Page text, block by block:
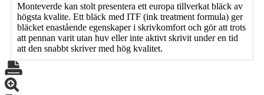
Monteverde kan stolt presentera ett europa tillverkat bläck av
högsta kvalite. Ett bläck med ITF (ink treatment formula) ger
bläcket enastående egenskaper i skrivkomfort och gör att trots
att pennan varit utan huv eller inte aktivt skrivit under en tid
att den snabbt skriver med hög kvalitet.